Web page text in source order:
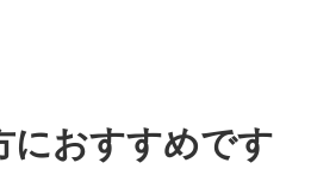
におすすめです